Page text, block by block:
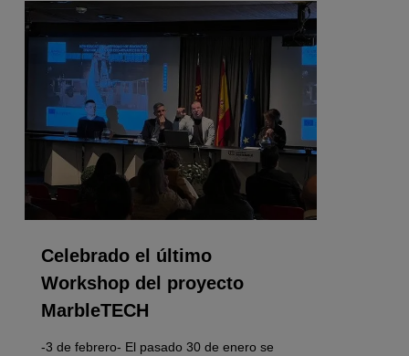
Celebrado el último
Workshop del proyecto
MarbleTECH
-3 de febrero- El pasado 30 de enero se